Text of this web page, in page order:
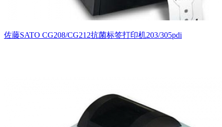
佐藤SATO CG208/CG212抗菌标签打印机203/305pdi